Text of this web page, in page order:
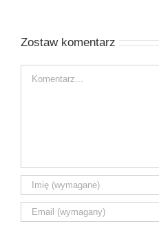
Zostaw komentarz
Comment